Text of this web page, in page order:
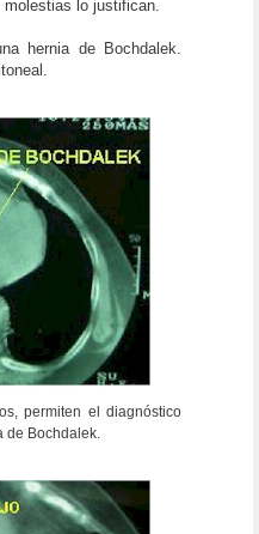
lo justifican.
hernia de Bochdalek.
permiten el diagnóstico
de Bochdalek.